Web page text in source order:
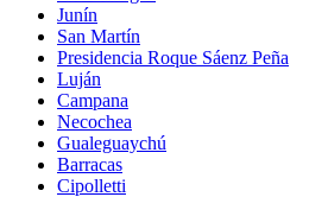
Junín
San Martín
Presidencia Roque Sáenz Peña
Luján
Campana
Necochea
Gualeguaychú
Barracas
Cipolletti